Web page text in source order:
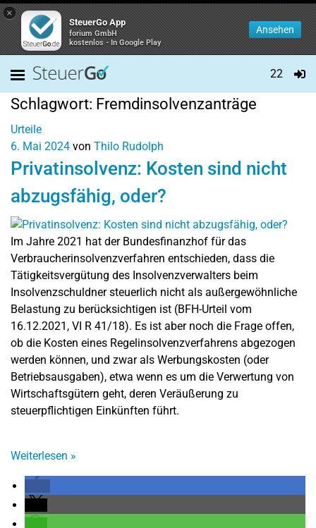
×
SteuerGo App
forium GmbH
kostenlos - In Google Play
Ansehen
22
Schlagwort: Fremdinsolvenzanträge
Urteile
6. Mai 2024 von Thilo Rudolph
Privatinsolvenz: Kosten sind nicht
abzugsfähig, oder?
Im Jahre 2021 hat der Bundesfinanzhof für das
Verbraucherinsolvenzverfahren entschieden, dass die
Tätigkeitsvergütung des Insolvenzverwalters beim
Insolvenzschuldner steuerlich nicht als außergewöhnliche
Belastung zu berücksichtigen ist (BFH-Urteil vom
16.12.2021, VI R 41/18). Es ist aber noch die Frage offen,
ob die Kosten eines Regelinsolvenzverfahrens abgezogen
werden können, und zwar als Werbungskosten (oder
Betriebsausgaben), etwa wenn es um die Verwertung von
Wirtschaftsgütern geht, deren Veräußerung zu
steuerpflichtigen Einkünften führt.
Weiterlesen »